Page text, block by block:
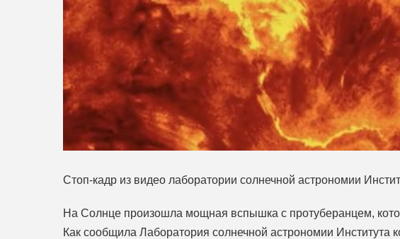
Стоп-кадр из видео лаборатории солнечной астрономии
На Солнце произошла мощная вспышка с протуберанцем,
Как сообщила Лаборатория солнечной астрономии